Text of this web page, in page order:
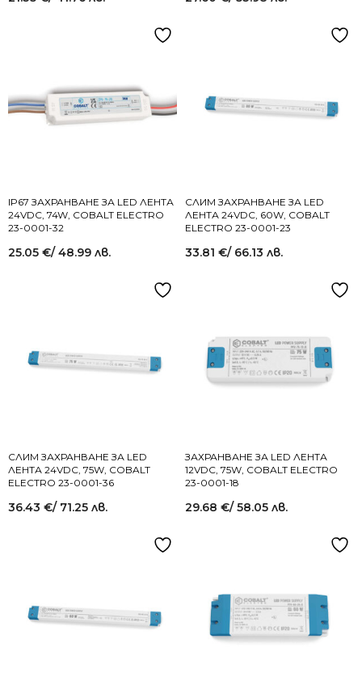
IP67 ЗАХРАНВАНЕ ЗА LED ЛЕНТА
24VDC, 74W, COBALT ELECTRO
23-0001-32
25.05 €/ 48.99 лв.
СЛИМ ЗАХРАНВАНЕ ЗА LED
ЛЕНТА 24VDC, 60W, COBALT
ELECTRO 23-0001-23
33.81 €/ 66.13 лв.
СЛИМ ЗАХРАНВАНЕ ЗА LED
ЛЕНТА 24VDC, 75W, COBALT
ELECTRO 23-0001-36
36.43 €/ 71.25 лв.
ЗАХРАНВАНЕ ЗА LED ЛЕНТА
12VDC, 75W, COBALT ELECTRO
23-0001-18
29.68 €/ 58.05 лв.